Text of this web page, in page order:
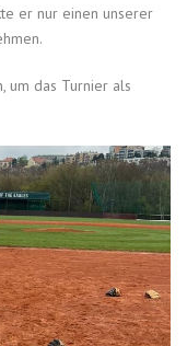
er nur einen unserer
um das Turnier als